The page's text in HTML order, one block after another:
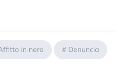
in nero # Denuncia